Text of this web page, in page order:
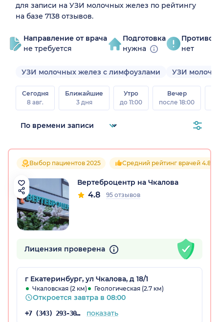
для записи на УЗИ молочных желез по рейтингу
на базе 7138 отзывов.
Направление от врача
не требуется
Подготовка
нужна
нет
УЗИ молочных желез с лимфоузлами УЗИ
Сегодня
8 авг.
Ближайшие
3 дня
Утро
до 11:00
Вечер
после 18:00
Выбор пациентов 2025 Средний рейтинг врачей 4.8
Вертеброцентр на Чкалова
4.8 95 отзывов
Лицензия проверена
г Екатеринбург, ул Чкалова, д 18/1
Чкаловская (2 км) Геологическая (2.7 км)
Откроется завтра в 08:00
+7 (343) 293-30-54 показать